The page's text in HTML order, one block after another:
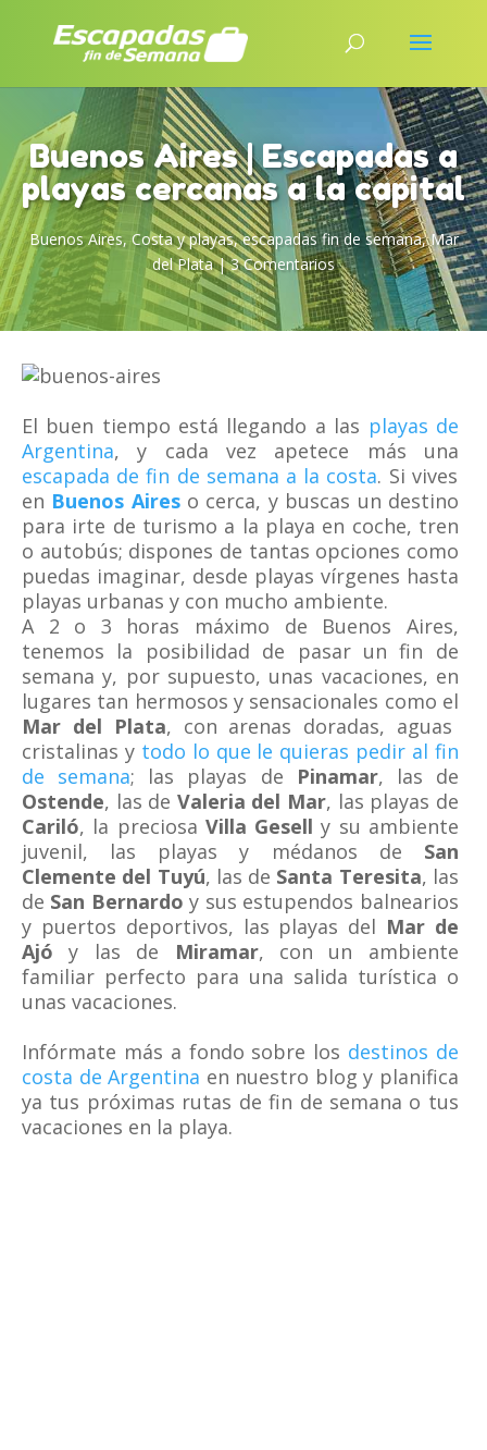
Buenos Aires | Escapadas a
playas cercanas a la capital
Buenos Aires, Costa y playas,escapadas fin de semana,Mar
del Plata|3 Comentarios
El buen tiempo está llegando a las playas de
Argentina, y cada vez apetece más una
escapada de fin de semana a la costa. Si vives
en Buenos Aireso cerca, y buscas un destino
para irte de turismo a la playa en coche, tren
o autobús; dispones de tantas opciones como
puedas imaginar, desde playas vírgenes hasta
playas urbanas y con mucho ambiente.
A 2 o 3 horas máximo de Buenos Aires,
tenemos la posibilidad de pasar un fin de
semana y, por supuesto, unas vacaciones, en
lugares tan hermosos y sensacionales como el
Mar del Plata, con arenas doradas, aguas
cristalinas y todo lo que le quieras pedir al fin
de semana; las playas de Pinamar, las de
Ostende, las de Valeria del Mar, las playas de
Cariló, la preciosa Villa Gesell y su ambiente
juvenil, las playas y médanos de San
Clemente del Tuyú, las de Santa Teresita, las
de San Bernardo y sus estupendos balnearios
y puertos deportivos, las playas del Mar de
Ajó y las de Miramar, con un ambiente
familiar perfecto para una salida turística o
unas vacaciones.
Infórmate más a fondo sobre los destinos de
costa de Argentina en nuestro blog y planifica
ya tus próximas rutas de fin de semana o tus
vacaciones en la playa.